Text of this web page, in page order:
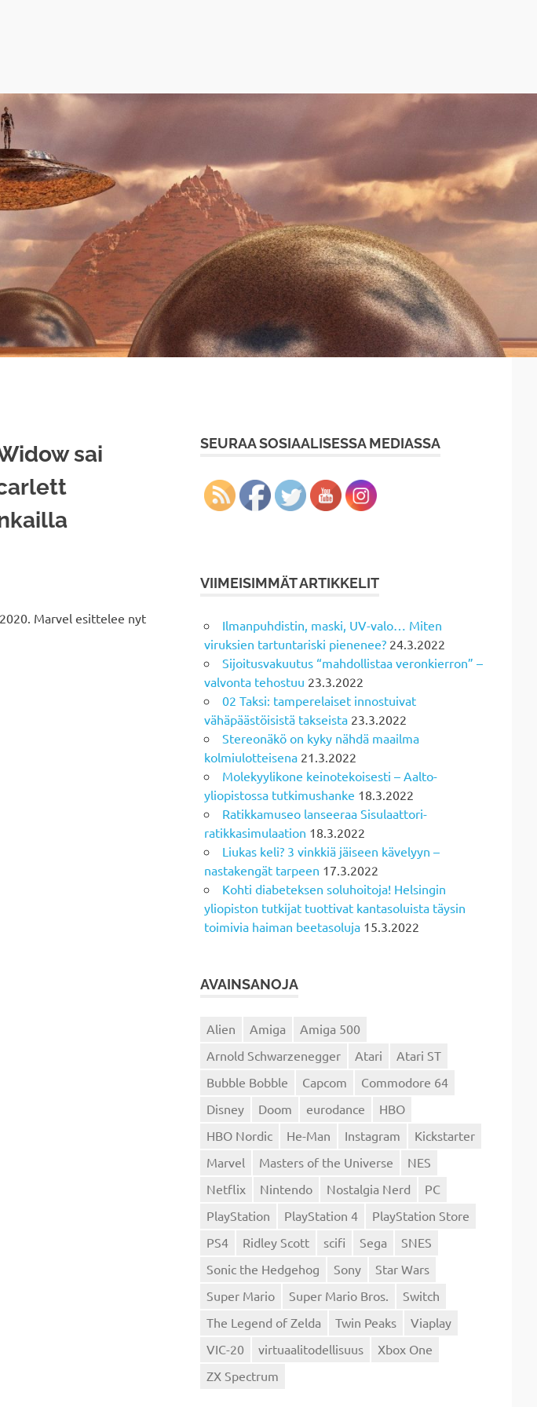
sai
Marvel esittelee nyt
SEURAA SOSIAALISESSA MEDIASSA
VIIMEISIMMÄT ARTIKKELIT
Ilmanpuhdistin, maski, UV-valo… Miten
viruksien tartuntariski pienenee? 24.3.2022
Sijoitusvakuutus “mahdollistaa veronkierron” –
valvonta tehostuu 23.3.2022
02 Taksi: tamperelaiset innostuivat
vähäpäästöisistä takseista 23.3.2022
Stereonäkö on kyky nähdä maailma
kolmiulotteisena 21.3.2022
Molekyylikone keinotekoisesti – Aalto-
yliopistossa tutkimushanke 18.3.2022
Ratikkamuseo lanseeraa Sisulaattori-
ratikkasimulaation 18.3.2022
Liukas keli? 3 vinkkiä jäiseen kävelyyn –
nastakengät tarpeen 17.3.2022
Kohti diabeteksen soluhoitoja! Helsingin
yliopiston tutkijat tuottivat kantasoluista täysin
toimivia haiman beetasoluja 15.3.2022
AVAINSANOJA
Alien Amiga
Amiga 500
Arnold Schwarzenegger
Atari
Atari ST
Bubble Bobble
Capcom
Commodore 64
Disney
Doom eurodance
HBO
HBO Nordic
He-Man Instagram
Kickstarter
Marvel
Masters of the Universe
NES
Netflix
Nintendo Nostalgia Nerd
PC
PlayStation
PlayStation 4
PlayStation Store
PS4
Ridley Scott scifi Sega
SNES
Sonic the Hedgehog
Sony
Star Wars
Super Mario
Super Mario Bros.
Switch
The Legend of Zelda
Twin Peaks
Viaplay
VIC-20
virtuaalitodellisuus
Xbox One
ZX Spectrum